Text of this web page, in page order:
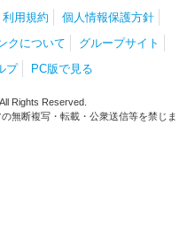
利用規約
個人情報保護方針
クについて
グループサイト
プ PC版で見る
Rights Reserved.
無断複写・転載・公衆送信等を禁じま